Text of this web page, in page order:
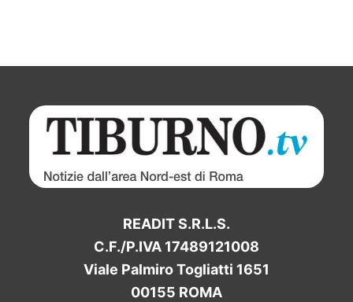
READIT S.R.L.S.
C.F./P.IVA 17489121008
Viale Palmiro Togliatti 1651
00155 ROMA